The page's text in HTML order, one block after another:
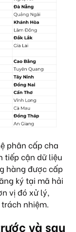
phân cấp cha
tiếp cận dữ liệu
hàng được cấp
ký tại mã hải
vị đó xử lý,
nhiệm.
và sau